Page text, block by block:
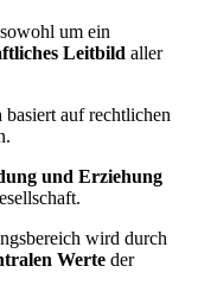
um ein
Leitbild aller
basiert auf rechtlichen
und Erziehung
wird durch
Werte der